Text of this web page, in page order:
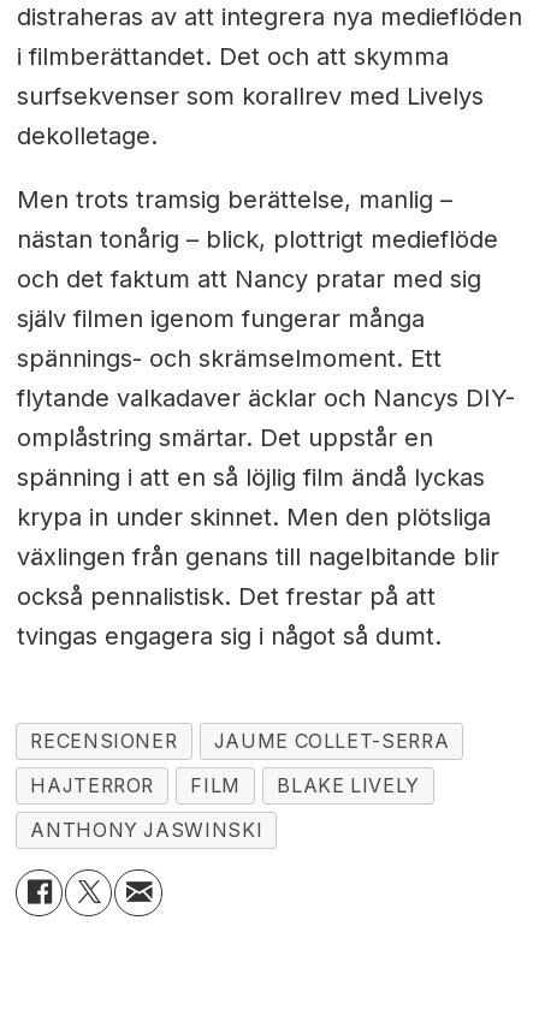
distraheras av att integrera nya medieflöden
i filmberättandet. Det och att skymma
surfsekvenser som korallrev med Livelys
dekolletage.
Men trots tramsig berättelse, manlig –
nästan tonårig – blick, plottrigt medieflöde
och det faktum att Nancy pratar med sig
själv filmen igenom fungerar många
spännings- och skrämselmoment. Ett
flytande valkadaver äcklar och Nancys DIY-
omplåstring smärtar. Det uppstår en
spänning i att en så löjlig film ändå lyckas
krypa in under skinnet. Men den plötsliga
växlingen från genans till nagelbitande blir
också pennalistisk. Det frestar på att
tvingas engagera sig i något så dumt.
RECENSIONER
JAUME COLLET-SERRA
HAJTERROR
FILM
BLAKE LIVELY
ANTHONY JASWINSKI